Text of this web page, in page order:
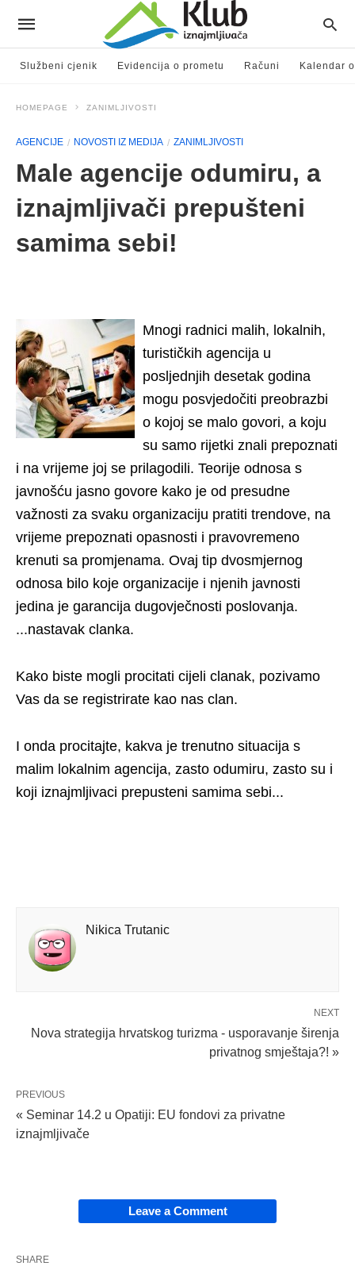
Službeni cjenik Evidencija o prometu Računi Kalendar
HOMEPAGE ZANIMLJIVOSTI
AGENCIJE NOVOSTI IZ MEDIJA ZANIMLJIVOSTI
Male agencije odumiru, a
iznajmljivači prepušteni
samima sebi!
Mnogi radnici malih, lokalnih,
turističkih agencija u
posljednjih desetak godina
mogu posvjedočiti preobrazbi
o kojoj se malo govori, a koju
su samo rijetki znali prepoznati
i na vrijeme joj se prilagodili. Teorije odnosa s
javnošću jasno govore kako je od presudne
važnosti za svaku organizaciju pratiti trendove, na
vrijeme prepoznati opasnosti i pravovremeno
krenuti sa promjenama. Ovaj tip dvosmjernog
odnosa bilo koje organizacije i njenih javnosti
jedina je garancija dugovječnosti poslovanja.
...nastavak clanka.
Kako biste mogli procitati cijeli clanak, pozivamo
Vas da se registrirate kao nas clan.
I onda procitajte, kakva je trenutno situacija s
malim lokalnim agencija, zasto odumiru, zasto su i
koji iznajmljivaci prepusteni samima sebi...
Nikica Trutanic
NEXT
Nova strategija hrvatskog turizma - usporavanje širenja
privatnog smještaja?! »
PREVIOUS
« Seminar 14.2 u Opatiji: EU fondovi za privatne
iznajmljivače
Leave a Comment
SHARE